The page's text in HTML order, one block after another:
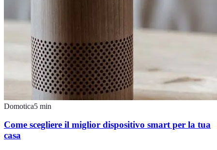
Domotica5 min
Come scegliere il miglior dispositivo smart per la tua
casa